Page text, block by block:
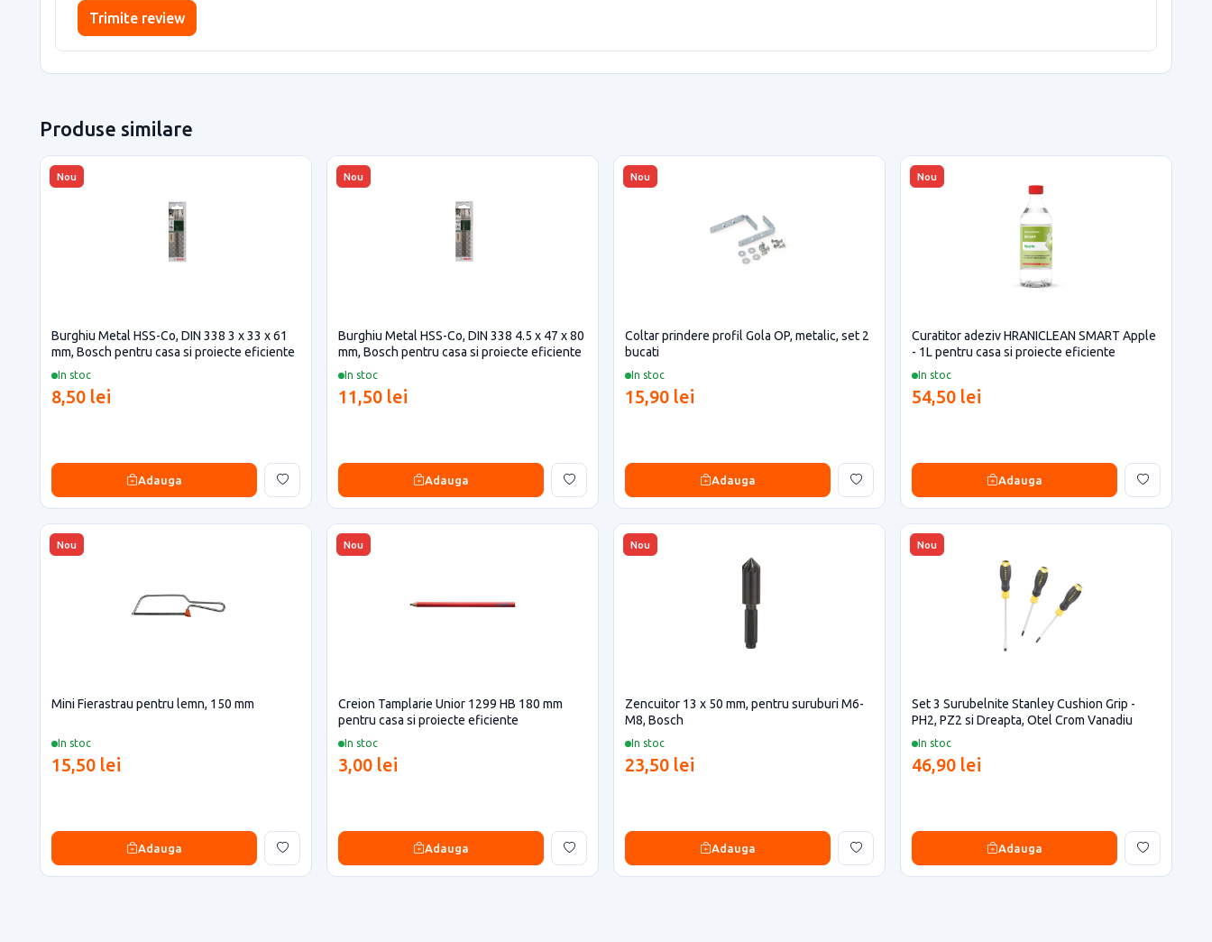
Trimite review
Produse similare
Nou
In stoc
Burghiu Metal HSS-Co, DIN 338 3 x 33 x 61
mm, Bosch pentru casa si proiecte eficiente
8,50 lei
Adauga
Nou
In stoc
Burghiu Metal HSS-Co, DIN 338 4.5 x 47 x 80
mm, Bosch pentru casa si proiecte eficiente
11,50 lei
Adauga
Nou
In stoc
Coltar prindere profil Gola OP, metalic, set 2
bucati
15,90 lei
Adauga
Nou
In stoc
Curatitor adeziv HRANICLEAN SMART Apple
- 1L pentru casa si proiecte eficiente
54,50 lei
Adauga
Nou
In stoc
Mini Fierastrau pentru lemn, 150 mm
15,50 lei
Adauga
Nou
In stoc
Creion Tamplarie Unior 1299 HB 180 mm
pentru casa si proiecte eficiente
3,00 lei
Adauga
Nou
In stoc
Zencuitor 13 x 50 mm, pentru suruburi M6-
M8, Bosch
23,50 lei
Adauga
Nou
In stoc
Set 3 Surubelnite Stanley Cushion Grip -
PH2, PZ2 si Dreapta, Otel Crom Vanadiu
46,90 lei
Adauga